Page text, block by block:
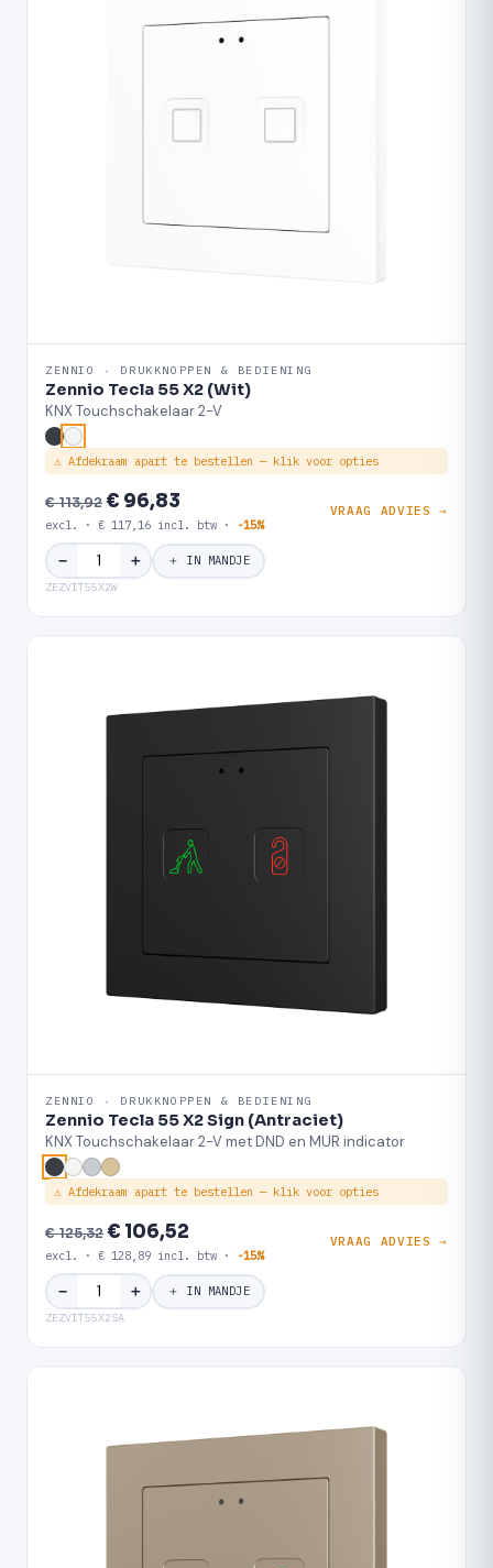
ZENNIO · DRUKKNOPPEN & BEDIENING
Zennio Tecla 55 X2 (Wit)
KNX Touchschakelaar 2-V
⚠ Afdekraam apart te bestellen — klik voor opties
€ 113,92€ 96,83
excl. · € 117,16 incl. btw · -15%
VRAAG ADVIES →
− ＋ ＋ IN MANDJE
ZEZVIT55X2W
ZENNIO · DRUKKNOPPEN & BEDIENING
Zennio Tecla 55 X2 Sign (Antraciet)
KNX Touchschakelaar 2-V met DND en MUR indicator
⚠ Afdekraam apart te bestellen — klik voor opties
€ 125,32€ 106,52
excl. · € 128,89 incl. btw · -15%
VRAAG ADVIES →
− ＋ ＋ IN MANDJE
ZEZVIT55X2SA